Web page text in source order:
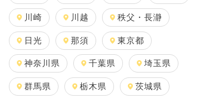
川崎 川越 秩父・長瀞
日光 那須 東京都
神奈川県 千葉県 埼玉県
群馬県 栃木県 茨城県